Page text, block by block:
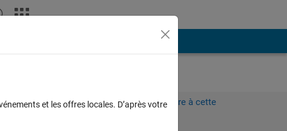
Connectez-vous pour répondre à cette
et les offres locales. D’après votre